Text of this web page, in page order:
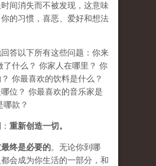
间消失而不被发现，这意味
的习惯，喜恶、爱好和想法
答以下所有这些问题：你来
了什么？ 你家人在哪里？ 你
你最喜欢的饮料是什么？
位？ 你最喜欢的音乐家是
哪款？
重新创造一切。
终是必要的。无论你到哪
会成为你生活的一部分，和